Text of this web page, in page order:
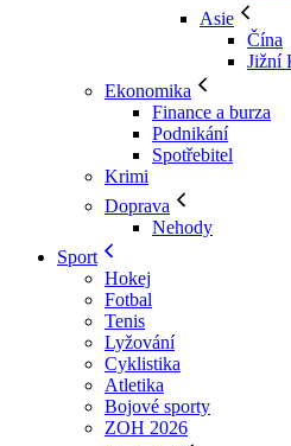
Asie
Čína
Jižní
Ekonomika
Finance a burza
Podnikání
Spotřebitel
Krimi
Doprava
Nehody
Sport
Hokej
Fotbal
Tenis
Lyžování
Cyklistika
Atletika
Bojové sporty
ZOH 2026